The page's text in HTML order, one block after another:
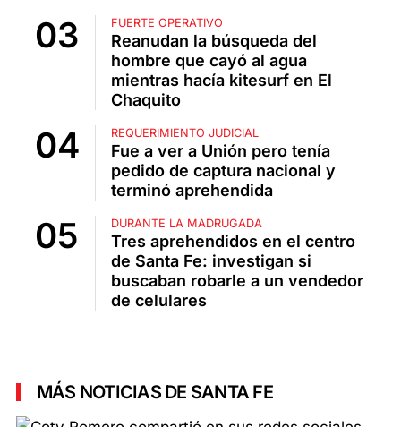
FUERTE OPERATIVO
Reanudan la búsqueda del
hombre que cayó al agua
mientras hacía kitesurf en El
Chaquito
REQUERIMIENTO JUDICIAL
Fue a ver a Unión pero tenía
pedido de captura nacional y
terminó aprehendida
DURANTE LA MADRUGADA
Tres aprehendidos en el centro
de Santa Fe: investigan si
buscaban robarle a un vendedor
de celulares
MÁS NOTICIAS DE SANTA FE